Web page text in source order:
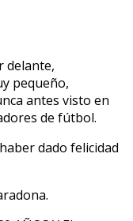
delante,
pequeño,
antes visto en
de fútbol.
dado felicidad